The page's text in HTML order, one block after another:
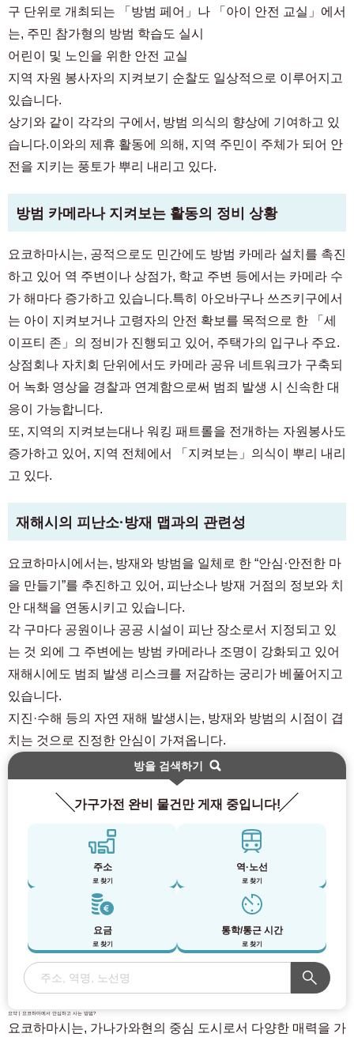
구 단위로 개최되는 「방범 페어」나 「아이 안전 교실」에서
는, 주민 참가형의 방범 학습도 실시
어린이 및 노인을 위한 안전 교실
지역 자원 봉사자의 지켜보기 순찰도 일상적으로 이루어지고
있습니다.
상기와 같이 각각의 구에서, 방범 의식의 향상에 기여하고 있
습니다.이와의 제휴 활동에 의해, 지역 주민이 주체가 되어 안
전을 지키는 풍토가 뿌리 내리고 있다.
방범 카메라나 지켜보는 활동의 정비 상황
요코하마시는, 공적으로도 민간에도 방범 카메라 설치를 촉진
하고 있어 역 주변이나 상점가, 학교 주변 등에서는 카메라 수
가 해마다 증가하고 있습니다.특히 아오바구나 쓰즈키구에서
는 아이 지켜보거나 고령자의 안전 확보를 목적으로 한 「세
이프티 존」의 정비가 ​​진행되고 있어, 주택가의 입구나 주요.
상점회나 자치회 단위에서도 카메라 공유 네트워크가 구축되
어 녹화 영상을 경찰과 연계함으로써 범죄 발생 시 신속한 대
응이 가능합니다.
또, 지역의 지켜보는대나 워킹 패트롤을 전개하는 자원봉사도
증가하고 있어, 지역 전체에서 「지켜보는」의식이 뿌리 내리
고 있다.
재해시의 피난소·방재 맵과의 관련성
요코하마시에서는, 방재와 방범을 일체로 한 “안심·안전한 마
을 만들기”를 추진하고 있어, 피난소나 방재 거점의 정보와 치
안 대책을 연동시키고 있습니다.
각 구마다 공원이나 공공 시설이 피난 장소로서 지정되고 있
는 것 외에 그 주변에는 방범 카메라나 조명이 강화되고 있어
재해시에도 범죄 발생 리스크를 저감하는 궁리가 베풀어지고
있습니다.
지진·수해 등의 자연 재해 발생시는, 방재와 방범의 시점이 겹
치는 것으로 진정한 안심이 가져옵니다.
방을 검색하기
가구가전 완비 물건만 게재 중입니다!
주소
로 찾기
역·노선
로 찾기
요금
로 찾기
통학/통근 시간
로 찾기
요약 | 요코하마에서 안심하고 사는 방법?
요코하마시는, 가나가와현의 중심 도시로서 다양한 매력을 가